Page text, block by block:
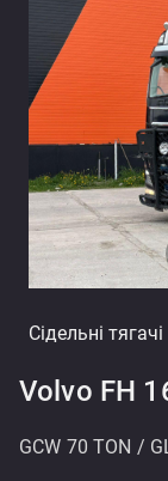
Сідельні тягачі
Volvo FH
GCW 70 TON /